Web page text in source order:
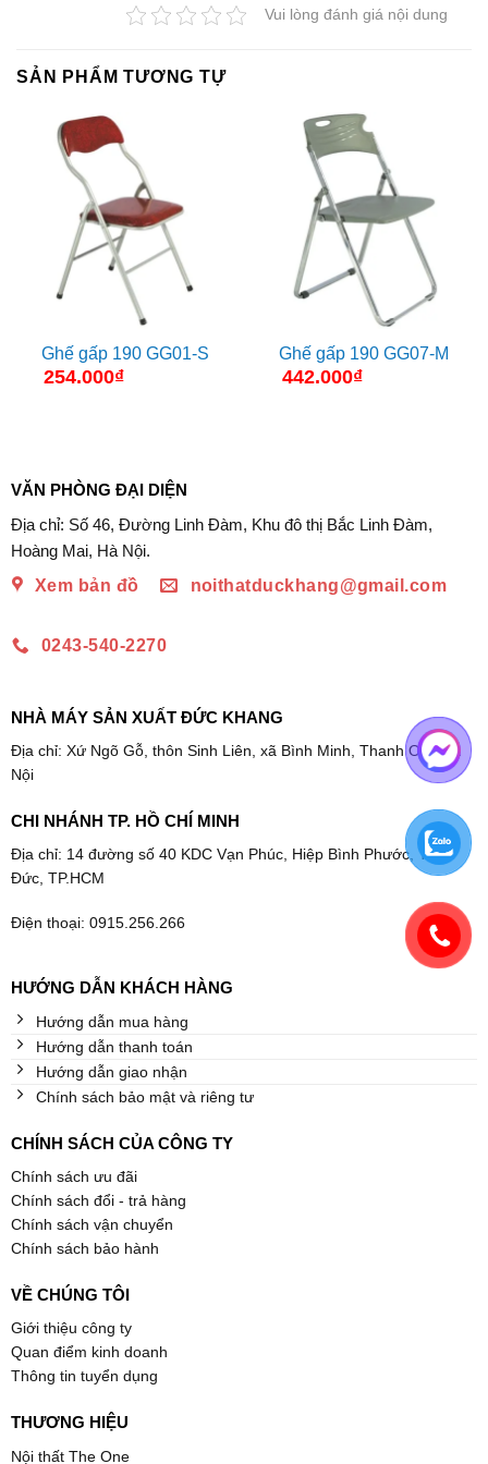
7.500.000₫.
6.300.000₫.
Vui lòng đánh giá nội dung
SẢN PHẨM TƯƠNG TỰ
Ghế gấp 190 GG01-S
254.000₫
Ghế gấp 190 GG07-M
442.000₫
VĂN PHÒNG ĐẠI DIỆN
Địa chỉ: Số 46, Đường Linh Đàm, Khu đô thị Bắc Linh Đàm,
Hoàng Mai, Hà Nội.
Xem bản đồ
noithatduckhang@gmail.com
0243-540-2270
NHÀ MÁY SẢN XUẤT ĐỨC KHANG
Địa chỉ: Xứ Ngõ Gỗ, thôn Sinh Liên, xã Bình Minh, Thanh Oai, Hà
Nội
CHI NHÁNH TP. HỒ CHÍ MINH
Địa chỉ: 14 đường số 40 KDC Vạn Phúc, Hiệp Bình Phước, Thủ
Đức, TP.HCM
Điện thoại: 0915.256.266
HƯỚNG DẪN KHÁCH HÀNG
Hướng dẫn mua hàng
Hướng dẫn thanh toán
Hướng dẫn giao nhận
Chính sách bảo mật và riêng tư
CHÍNH SÁCH CỦA CÔNG TY
Chính sách ưu đãi
Chính sách đổi - trả hàng
Chính sách vận chuyển
Chính sách bảo hành
VỀ CHÚNG TÔI
Giới thiệu công ty
Quan điểm kinh doanh
Thông tin tuyển dụng
THƯƠNG HIỆU
Nội thất The One